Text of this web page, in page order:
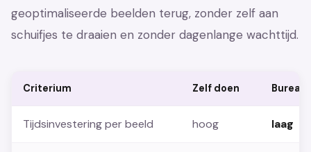
geoptimaliseerde beelden terug, zonder zelf aan
schuifjes te draaien en zonder dagenlange wachttijd.
Criterium Zelf doen Bureau
Tijdsinvestering per beeld hoog laag